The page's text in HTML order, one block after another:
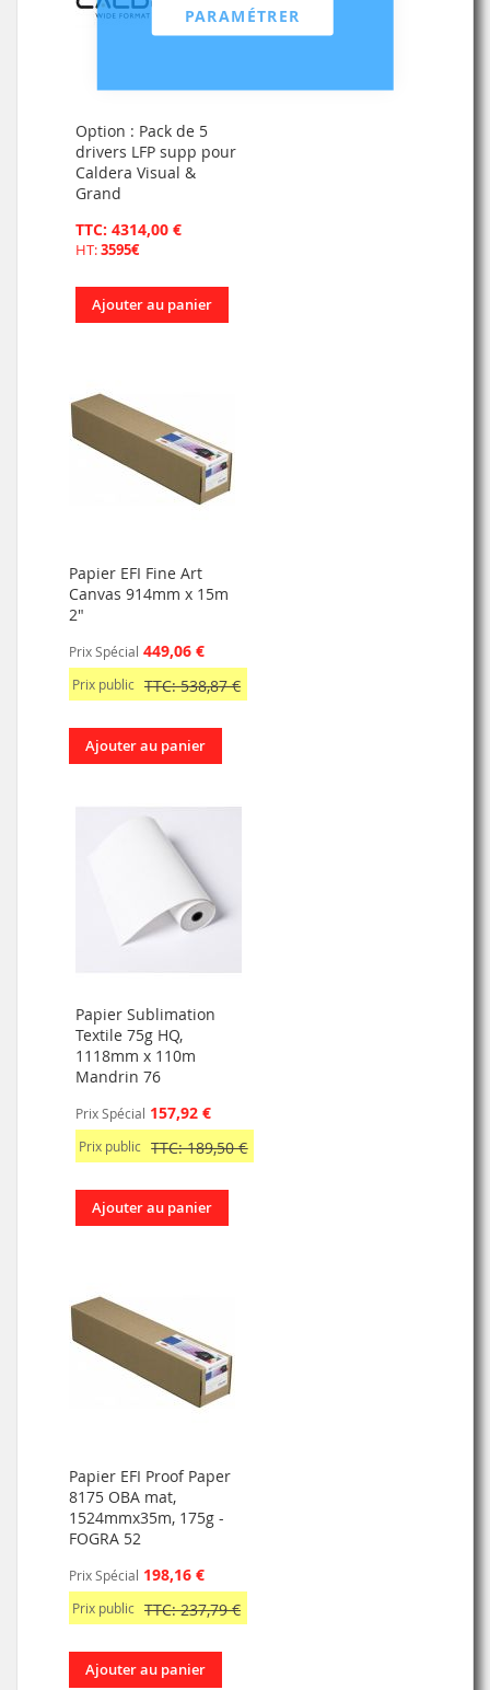
PARAMÉTRER
Option : Pack de 5
drivers LFP supp pour
Caldera Visual &
Grand
TTC: 4314,00 €
HT:3595€
Ajouter au panier
Papier EFI Fine Art
Canvas 914mm x 15m
2"
Prix Spécial 449,06 €
Prix public TTC: 538,87 €
Ajouter au panier
Papier Sublimation
Textile 75g HQ,
1118mm x 110m
Mandrin 76
Prix Spécial 157,92 €
Prix public TTC: 189,50 €
Ajouter au panier
Papier EFI Proof Paper
8175 OBA mat,
1524mmx35m, 175g -
FOGRA 52
Prix Spécial 198,16 €
Prix public TTC: 237,79 €
Ajouter au panier